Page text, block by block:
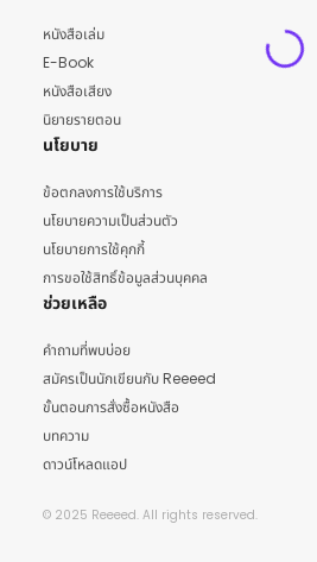
หนังสือเล่ม
E-Book
หนังสือเสียง
นิยายรายตอน
นโยบาย
ข้อตกลงการใช้บริการ
นโยบายความเป็นส่วนตัว
นโยบายการใช้คุกกี้
การขอใช้สิทธิ์ข้อมูลส่วนบุคคล
ช่วยเหลือ
คำถามที่พบบ่อย
สมัครเป็นนักเขียนกับ Reeeed
ขั้นตอนการสั่งซื้อหนังสือ
บทความ
ดาวน์โหลดแอป
© 2025 Reeeed. All rights reserved.